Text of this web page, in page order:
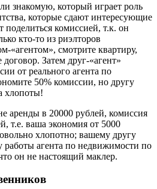
знакомую, который играет роль
которые сдают интересующие
поделиться комиссией, т.к. он
кто-то из риэлторов
«агентом», смотрите квартиру,
договор. Затем друг-«агент»
от реального агента по
50% комиссии, но другу
хлопоты!
аренды в 20000 рублей, комиссия
т.е. ваша экономия от 5000
хлопотно; вашему другу
агента по недвижимости по
он не настоящий маклер.